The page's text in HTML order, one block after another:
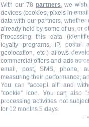
propose
interactifs.
des ateliers
peluche, créer
With our 78 partners , we
devices (cookies, pixels in
data with our partners,
already held by some of us, or
Processing this data
loyalty programs, IP, postal
geolocation, etc.) allows
commercial offers and ads
email, post, SMS, phone,
measuring their performance,
You can "accept all" and
"cookie" icon. You can also
processing activities not
for 12 months 5 days.